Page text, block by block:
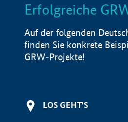
LISTE
Erfolgreiche
Auf der folgenden
finden Sie konkrete
GRW-Projekte!
LOS GEHT'S